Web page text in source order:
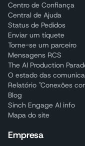
Centro de Confiança
Central de Ajuda
Status de Pedidos
Enviar um tíquete
Torne-se um parceiro
Mensagens RCS
The AI Production
O estado das
Relatório "Conexões
Blog
Sinch Engage AI info
Mapa do site
Empresa